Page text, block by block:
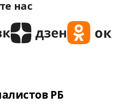
нас
РБ